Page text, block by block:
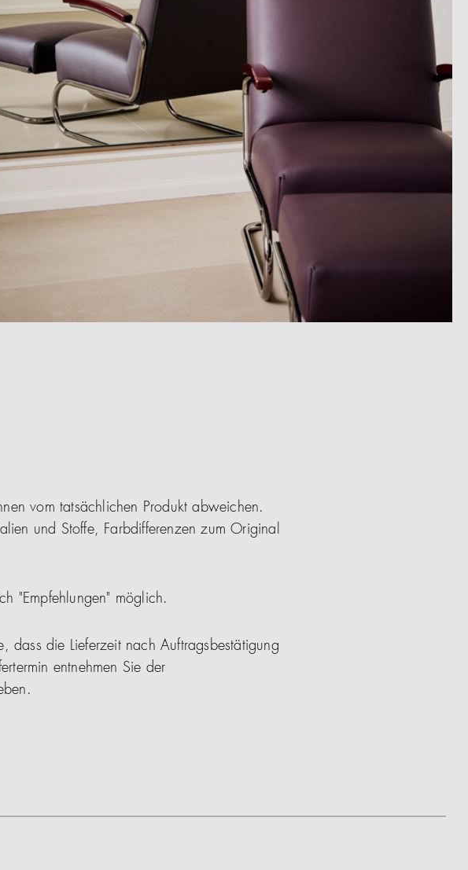
vom tatsächlichen Produkt abweichen.
und Stoffe, Farbdifferenzen zum Original
"Empfehlungen" möglich.
dass die Lieferzeit nach Auftragsbestätigung
entnehmen Sie der